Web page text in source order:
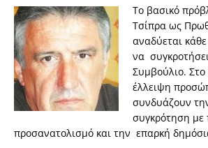
Το βασικό
Τσίπρα ως
αναδύεται
να
Συμβούλιο.
έλλειψη
συνδυάζουν
συγκρότηση με
προσανατολισμό και την επαρκή